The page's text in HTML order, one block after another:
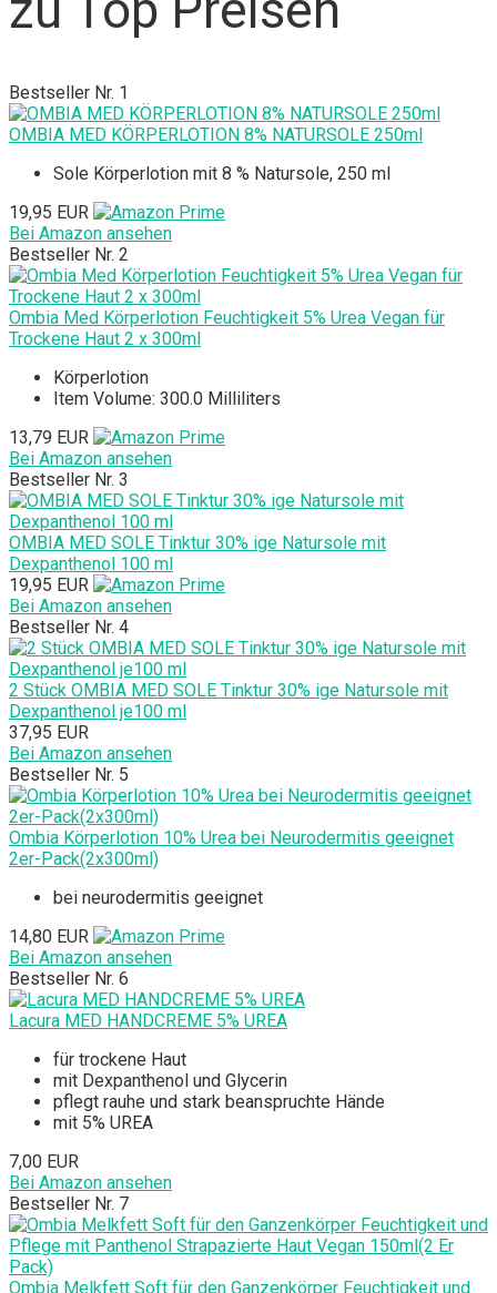
Bestseller Nr. 1
OMBIA MED KÖRPERLOTION 8% NATURSOLE 250ml
Sole Körperlotion mit 8 % Natursole, 250 ml
19,95 EUR
Bei Amazon ansehen
Bestseller Nr. 2
Ombia Med Körperlotion Feuchtigkeit 5% Urea Vegan für
Trockene Haut 2 x 300ml
Körperlotion
Item Volume: 300.0 Milliliters
13,79 EUR
Bei Amazon ansehen
Bestseller Nr. 3
OMBIA MED SOLE Tinktur 30% ige Natursole mit
Dexpanthenol 100 ml
19,95 EUR
Bei Amazon ansehen
Bestseller Nr. 4
2 Stück OMBIA MED SOLE Tinktur 30% ige Natursole mit
Dexpanthenol je100 ml
37,95 EUR
Bei Amazon ansehen
Bestseller Nr. 5
Ombia Körperlotion 10% Urea bei Neurodermitis geeignet
2er-Pack(2x300ml)
bei neurodermitis geeignet
14,80 EUR
Bei Amazon ansehen
Bestseller Nr. 6
Lacura MED HANDCREME 5% UREA
für trockene Haut
mit Dexpanthenol und Glycerin
pflegt rauhe und stark beanspruchte Hände
mit 5% UREA
7,00 EUR
Bei Amazon ansehen
Bestseller Nr. 7
Ombia Melkfett Soft für den Ganzenkörper Feuchtigkeit und